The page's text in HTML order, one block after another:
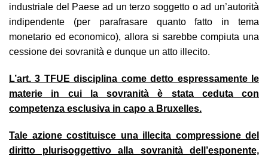
industriale del Paese ad un terzo soggetto o ad un’autorità
indipendente (per parafrasare quanto fatto in tema
monetario ed economico), allora si sarebbe compiuta una
cessione dei sovranità e dunque un atto illecito.
L’art. 3 TFUE disciplina come detto espressamente le
materie in cui la sovranità è stata ceduta con
competenza esclusiva in capo a Bruxelles.
Tale azione costituisce una illecita compressione del
diritto plurisoggettivo alla sovranità dell’esponente,